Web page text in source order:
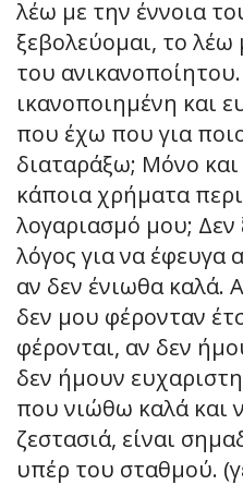
λέω με την έννοια
ξεβολεύομαι, το λέω
του
ικανοποιημένη και
που έχω που για
διαταράξω; Μόνο
κάποια χρήματα
λογαριασμό μου;
λόγος για να έφευγα
αν δεν ένιωθα καλά.
δεν μου φέρονταν
φέρονται, αν δεν
δεν ήμουν
που νιώθω καλά και
ζεστασιά, είναι
υπέρ του σταθμού.